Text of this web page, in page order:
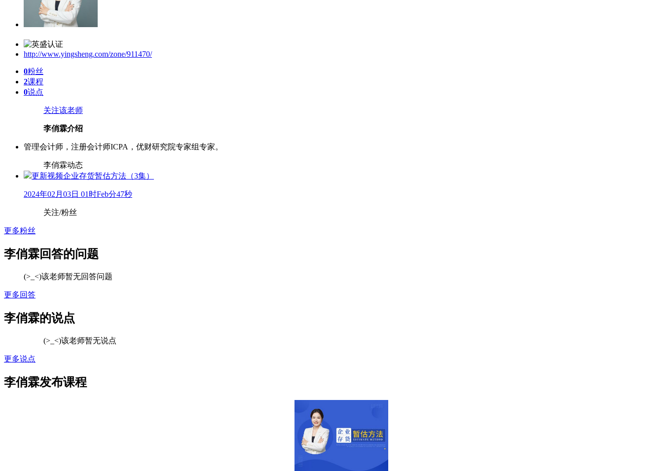
http://www.yingsheng.com/zone/911470/
0粉丝
2课程
0说点
关注该老师
李俏霖介绍
管理会计师，注册会计师ICPA，优财研究院专家组专家。
李俏霖动态
更新视频企业存货暂估方法（3集）
2024年02月03日 01时Feb分47秒
关注/粉丝
更多粉丝
李俏霖回答的问题
(>_<)该老师暂无回答问题
更多回答
李俏霖的说点
(>_<)该老师暂无说点
更多说点
李俏霖发布课程